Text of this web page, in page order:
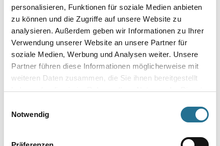
personalisieren, Funktionen für soziale Medien anbieten
zu können und die Zugriffe auf unsere Website zu
analysieren. Außerdem geben wir Informationen zu Ihrer
Verwendung unserer Website an unsere Partner für
soziale Medien, Werbung und Analysen weiter. Unsere
Partner führen diese Informationen möglicherweise mit
weiteren Daten zusammen, die Sie ihnen bereitgestellt
haben oder die sie im Rahmen Ihrer Nutzung der Dienste
Notwendig
Umrechnungsfaktoren